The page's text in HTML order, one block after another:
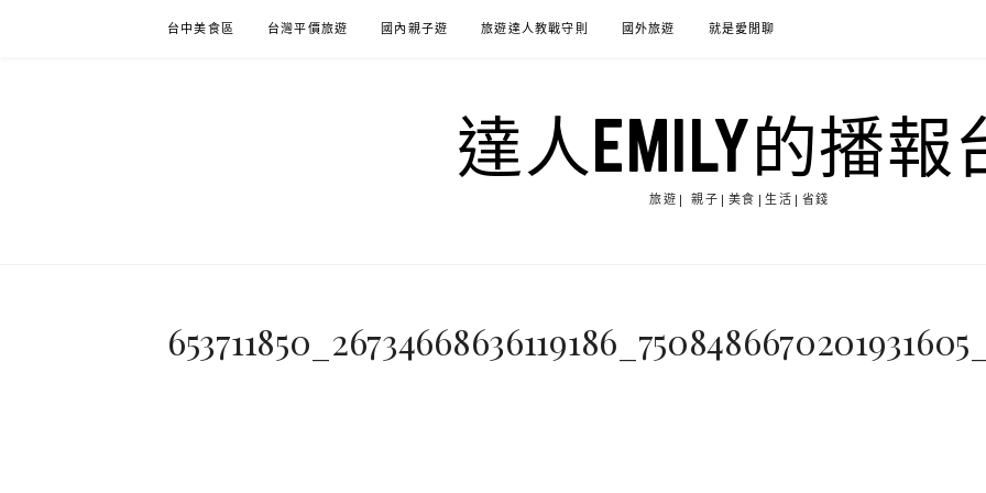
台中美食區 台灣平價旅遊 國內親子遊 旅遊達人教戰守則 國外旅遊 就是愛閒聊
達人EMILY的播報
旅遊| 親子|美食|生活|省錢